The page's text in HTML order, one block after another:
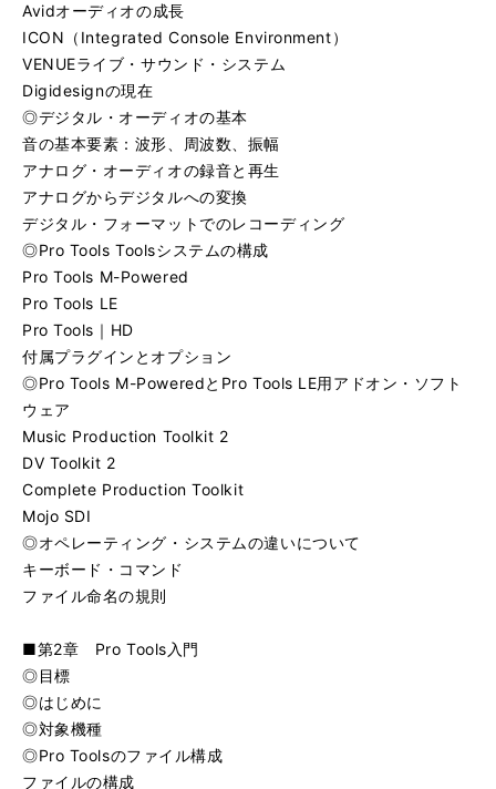
Avidオーディオの成長
ICON（Integrated Console Environment）
VENUEライブ・サウンド・システム
Digidesignの現在
◎デジタル・オーディオの基本
音の基本要素：波形、周波数、振幅
アナログ・オーディオの録音と再生
アナログからデジタルへの変換
デジタル・フォーマットでのレコーディング
◎Pro Tools Toolsシステムの構成
Pro Tools M-Powered
Pro Tools LE
Pro Tools｜HD
付属プラグインとオプション
◎Pro Tools M-PoweredとPro Tools LE用アドオン・ソフト
ウェア
Music Production Toolkit 2
DV Toolkit 2
Complete Production Toolkit
Mojo SDI
◎オペレーティング・システムの違いについて
キーボード・コマンド
ファイル命名の規則
■第2章 Pro Tools入門
◎目標
◎はじめに
◎対象機種
◎Pro Toolsのファイル構成
ファイルの構成